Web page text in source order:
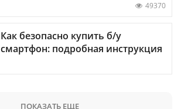
49370
Как безопасно купить б/у
смартфон: подробная инструкция
ПОКАЗАТЬ ЕЩЕ